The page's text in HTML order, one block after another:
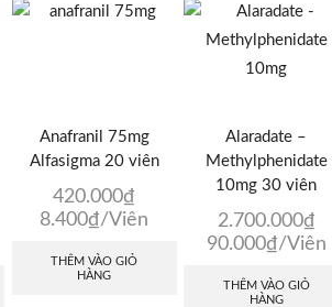
Anafranil 75mg
Alfasigma 20 viên
420.000₫
8.400₫/Viên
THÊM VÀO GIỎ
HÀNG
Alaradate –
Methylphenidate
10mg 30 viên
2.700.000₫
90.000₫/Viên
THÊM VÀO GIỎ
HÀNG